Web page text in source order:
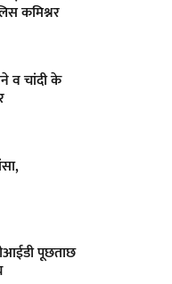
कमिश्नर
व चांदी के
पूछताछ